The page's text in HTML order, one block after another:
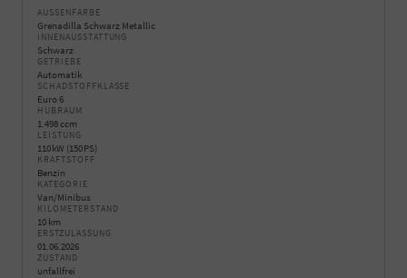
AUSSENFARBE
Grenadilla Schwarz Metallic
INNENAUSSTATTUNG
Schwarz
GETRIEBE
Automatik
SCHADSTOFFKLASSE
Euro 6
HUBRAUM
1.498 ccm
LEISTUNG
110 kW (150 PS)
KRAFTSTOFF
Benzin
KATEGORIE
Van/Minibus
KILOMETERSTAND
10 km
ERSTZULASSUNG
01.06.2026
ZUSTAND
unfallfrei